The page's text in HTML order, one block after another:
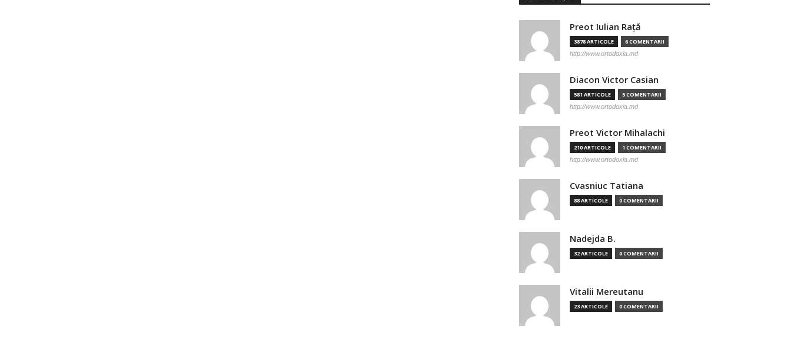
Preot Iulian Raţă
3878 ARTICOLE 6 COMENTARII
http://www.ortodoxia.md
Diacon Victor Casian
581 ARTICOLE 5 COMENTARII
http://www.ortodoxia.md
Preot Victor Mihalachi
210 ARTICOLE 1 COMENTARII
http://www.ortodoxia.md
Cvasniuc Tatiana
88 ARTICOLE 0 COMENTARII
Nadejda B.
32 ARTICOLE 0 COMENTARII
Vitalii Mereutanu
23 ARTICOLE 0 COMENTARII